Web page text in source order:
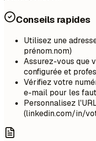
Conseils rapides
Utilisez une
prénom.nom)
Assurez-vous que
configurée et
Vérifiez votre
e-mail pour les
Personnalisez
(linkedin.com/in/